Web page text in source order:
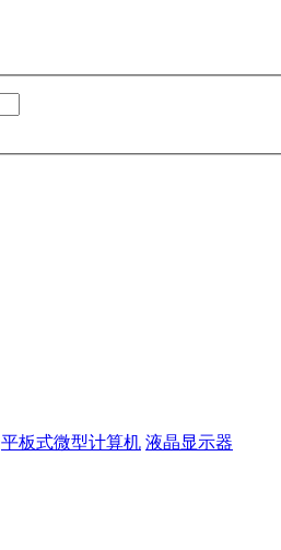
平板式微型计算机 液晶显示器